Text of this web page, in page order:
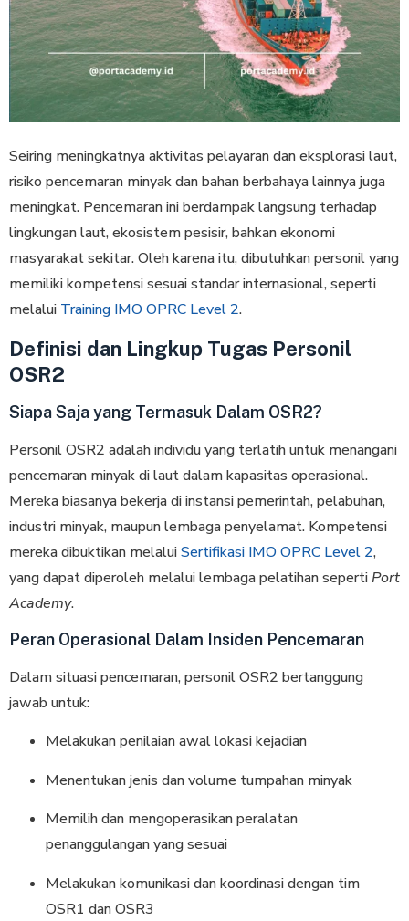
Seiring meningkatnya aktivitas pelayaran dan eksplorasi laut,
risiko pencemaran minyak dan bahan berbahaya lainnya juga
meningkat. Pencemaran ini berdampak langsung terhadap
lingkungan laut, ekosistem pesisir, bahkan ekonomi
masyarakat sekitar. Oleh karena itu, dibutuhkan personil yang
memiliki kompetensi sesuai standar internasional, seperti
melalui Training IMO OPRC Level 2.
Definisi dan Lingkup Tugas Personil
OSR2
Siapa Saja yang Termasuk Dalam OSR2?
Personil OSR2 adalah individu yang terlatih untuk menangani
pencemaran minyak di laut dalam kapasitas operasional.
Mereka biasanya bekerja di instansi pemerintah, pelabuhan,
industri minyak, maupun lembaga penyelamat. Kompetensi
mereka dibuktikan melaluiSertifikasi IMO OPRC Level 2,
yang dapat diperoleh melalui lembaga pelatihan sepertiPort
Academy.
Peran Operasional Dalam Insiden Pencemaran
Dalam situasi pencemaran, personil OSR2 bertanggung
jawab untuk:
Melakukan penilaian awal lokasi kejadian
Menentukan jenis dan volume tumpahan minyak
Memilih dan mengoperasikan peralatan
penanggulangan yang sesuai
Melakukan komunikasi dan koordinasi dengan tim
OSR1 dan OSR3